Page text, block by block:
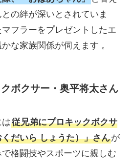
の絆が深いとされていま
フラーをプレゼントしたエ
な家族関係が伺えます 。
ボクサー・奥平将太さん
従兄弟にプロキックボクサ
だいら しょうた）」さんが
格闘技やスポーツに親しむ